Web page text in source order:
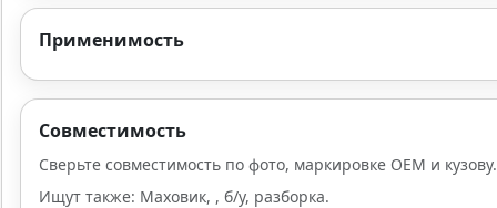
Применимость
Совместимость
Сверьте совместимость по фото, маркировке OEM и кузову.
Ищут также: Маховик, , б/у, разборка.